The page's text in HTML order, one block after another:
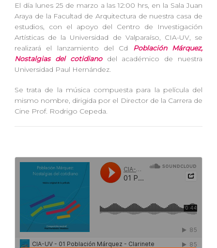
El día lunes 25 de marzo a las 12:00 hrs, en la Sala Juan
Araya de la Facultad de Arquitectura de nuestra casa de
estudios, con el apoyo del Centro de Investigación
Artísticas de la Universidad de Valparaíso, CIA-UV, se
realizará el lanzamiento del Cd Población Márquez,
Nostalgias del cotidianodel académico de nuestra
Universidad Paul Hernández.
Se trata de la música compuesta para la película del
mismo nombre, dirigida por el Director de la Carrera de
Cine Prof. Rodrigo Cepeda.